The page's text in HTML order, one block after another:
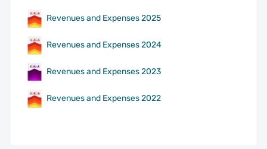
Revenues and Expenses 2025
Revenues and Expenses 2024
Revenues and Expenses 2023
Revenues and Expenses 2022